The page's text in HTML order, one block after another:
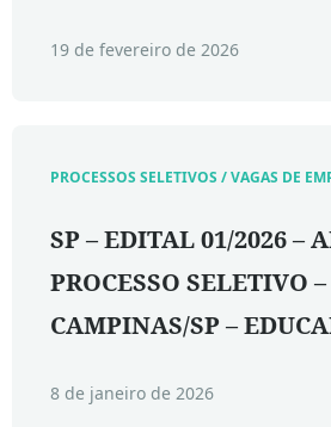
19 de fevereiro de 2026
PROCESSOS SELETIVOS / VAGAS DE
SP – EDITAL 01/2026 –
PROCESSO SELETIVO
CAMPINAS/SP –
8 de janeiro de 2026